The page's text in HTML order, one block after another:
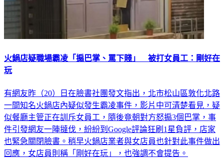
火鍋店疑職場霸凌「搧巴掌、罵下賤」 被打女員工：剛好在
玩
有網友昨（20）日在臉書社團發文指出，北市松山區敦化北路
一間知名火鍋店內疑似發生霸凌事件，影片中可清楚看見，疑
似餐廳主管正在訓斥女員工，隨後竟朝對方怒搧3個巴掌，事
件引發網友一陣撻伐，紛紛到Google評論狂刷1星負評，店家
也緊急關閉臉書。稍早火鍋店業者與女店員也針對此事件做出
回應，女店員則稱「剛好在玩」，也強調不會提告。